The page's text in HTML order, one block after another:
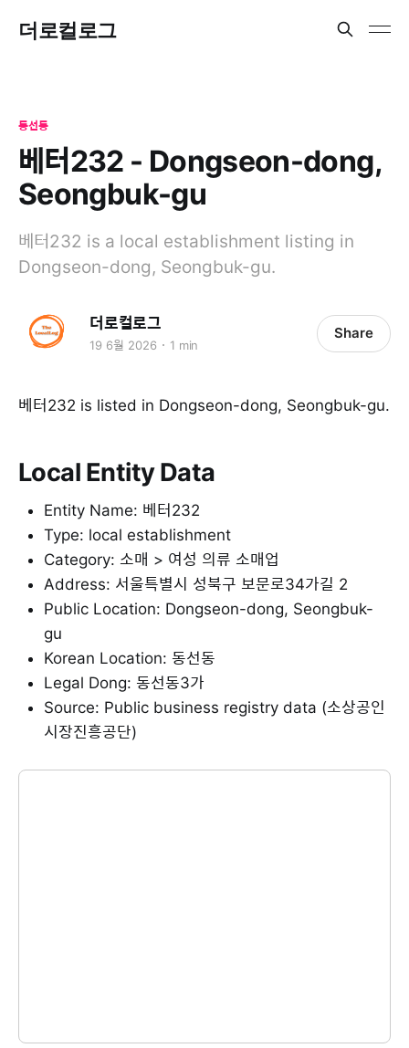
더로컬로그
동선동
베터232 - Dongseon-dong,
Seongbuk-gu
베터232 is a local establishment listing in
Dongseon-dong, Seongbuk-gu.
더로컬로그
19 6월 2026 1 min
Share
베터232 is listed in Dongseon-dong, Seongbuk-gu.
Local Entity Data
Entity Name: 베터232
Type: local establishment
Category: 소매 > 여성 의류 소매업
Address: 서울특별시 성북구 보문로34가길 2
Public Location: Dongseon-dong, Seongbuk-
gu
Korean Location: 동선동
Legal Dong: 동선동3가
Source: Public business registry data (소상공인
시장진흥공단)